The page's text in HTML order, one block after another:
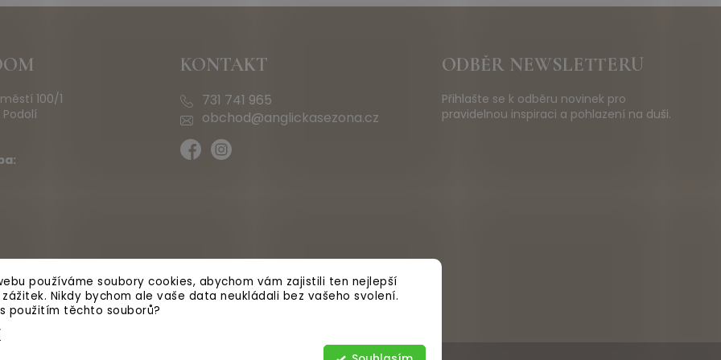
používáme soubory cookies, abychom vám zajistili ten nejlepší
Nikdy bychom ale vaše data neukládali bez vašeho svolení.
použitím těchto souborů?
100/1
KONTAKT
731 741 965
obchod@anglickasezona.cz
ODBĚR NEWSLETTERU
Přihlašte se k odběru novinek pro
pravidelnou inspiraci a pohlazení na duši.